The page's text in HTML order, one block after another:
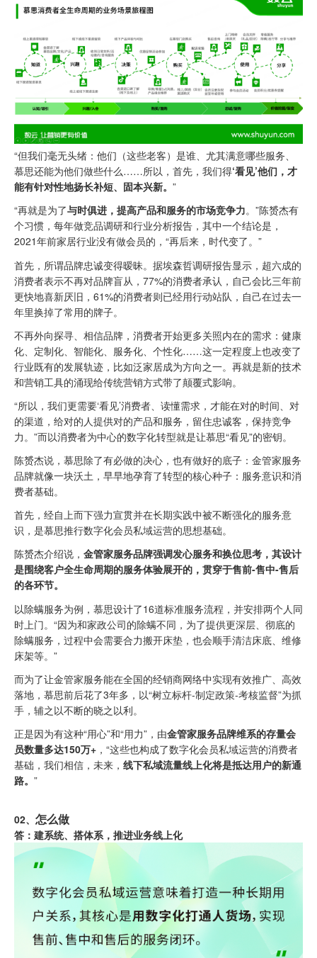
“但我们毫无头绪：他们（这些老客）是谁、尤其满意哪些服务、
慕思还能为他们做些什么……所以，首先，我们得‘看见’他们，才
能有针对性地扬长补短、固本兴新。 ”
“再就是为了与时俱进，提高产品和服务的市场竞争力。”陈赟杰有
个习惯，每年做竞品调研和行业分析报告，其中一个结论是，
2021年前家居行业没有做会员的，“再后来，时代变了。”
首先，所谓品牌忠诚变得暧昧。据埃森哲调研报告显示，超六成的
消费者表示不再对品牌盲从，77%的消费者承认，自己会比三年前
更快地喜新厌旧，61%的消费者则已经用行动站队，自己在过去一
年里换掉了常用的牌子。
不再外向探寻、相信品牌，消费者开始更多关照内在的需求：健康
化、定制化、智能化、服务化、个性化……这一定程度上也改变了
行业既有的发展轨迹，比如泛家居成为方向之一。再就是新的技术
和营销工具的涌现给传统营销方式带了颠覆式影响。
“所以，我们更需要‘看见’消费者、读懂需求，才能在对的时间、对
的渠道，给对的人提供对的产品和服务，留住忠诚客，保持竞争
力。”而以消费者为中心的数字化转型就是让慕思“看见”的密钥。
陈赟杰说，慕思除了有必做的决心，也有做好的底子：金管家服务
品牌就像一块沃土，早早地孕育了转型的核心种子：服务意识和消
费者基础。
首先，经自上而下强力宣贯并在长期实践中被不断强化的服务意
识，是慕思推行数字化会员私域运营的思想基础。
陈赟杰介绍说， 金管家服务品牌强调发心服务和换位思考，其设计
是围绕客户全生命周期的服务体验展开的，贯穿于售前-售中-售后
的各环节。
以除螨服务为例，慕思设计了16道标准服务流程，并安排两个人同
时上门。“因为和家政公司的除螨不同，为了提供更深层、彻底的
除螨服务，过程中会需要合力搬开床垫，也会顺手清洁床底、维修
床架等。”
而为了让金管家服务能在全国的经销商网络中实现有效推广、高效
落地，慕思前后花了3年多，以“树立标杆-制定政策-考核监督”为抓
手，辅之以不断的晓之以利。
正是因为有这种“用心”和“用力”，由金管家服务品牌维系的存量会
员数量多达150万+ ，“这些也构成了数字化会员私域运营的消费者
基础，我们相信，未来， 线下私域流量线上化将是抵达用户的新通
路。 ”
02、 怎么做
答：建系统、搭体系，推进业务线上化